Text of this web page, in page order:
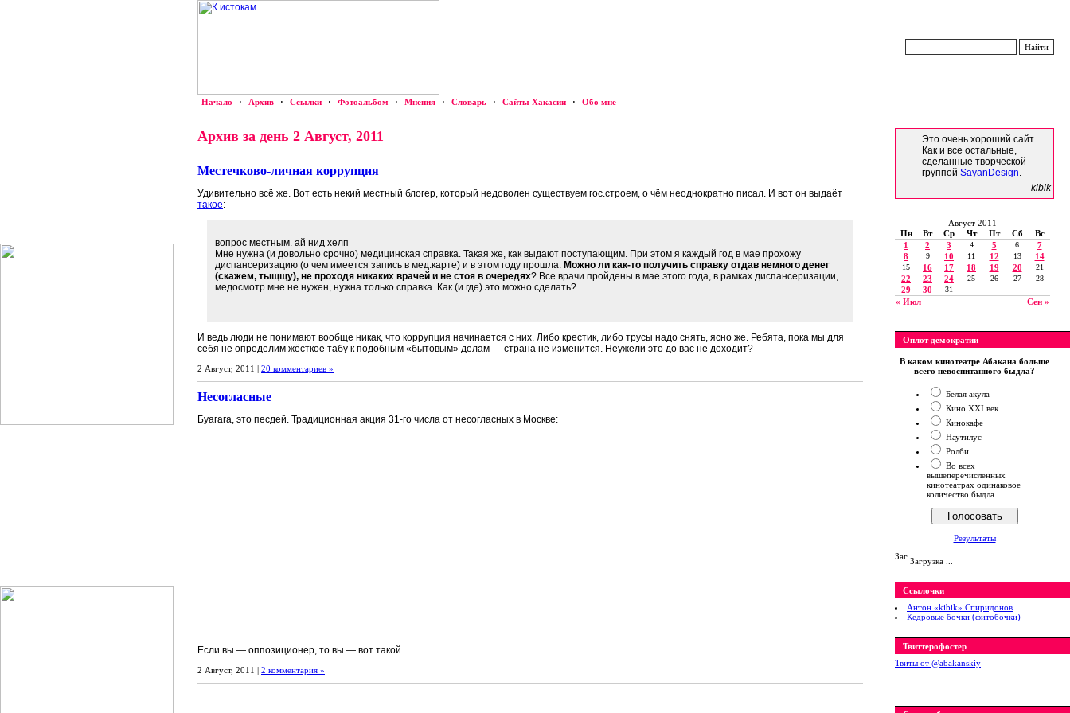
Начало · Архив · Ссылки · Фотоальбом · Мнения · Словарь · Сайты Хакасии · Обо мне
Архив за день 2 Август, 2011
Местечково-личная коррупция
Удивительно всё же. Вот есть некий местный блогер, который недоволен существуем гос.строем, о чём неоднократно писал. И вот он выдаёт
такое:
вопрос местным. ай нид хелп
Мне нужна (и довольно срочно) медицинская справка. Такая же, как выдают поступающим. При этом я каждый год в мае прохожу
диспансеризацию (о чем имеется запись в мед.карте) и в этом году прошла. Можно ли как-то получить справку отдав немного денег
(скажем, тыщщу), не проходя никаких врачей и не стоя в очередях? Все врачи пройдены в мае этого года, в рамках диспансеризации,
медосмотр мне не нужен, нужна только справка. Как (и где) это можно сделать?
И ведь люди не понимают вообще никак, что коррупция начинается с них. Либо крестик, либо трусы надо снять, ясно же. Ребята, пока мы для
себя не определим жёсткое табу к подобным «бытовым» делам — страна не изменится. Неужели это до вас не доходит?
2 Август, 2011 | 20 комментариев »
Несогласные
Буагага, это песдей. Традиционная акция 31-го числа от несогласных в Москве:
Если вы — оппозиционер, то вы — вот такой.
2 Август, 2011 | 2 комментария »
Это очень хороший сайт.
Как и все остальные,
сделанные творческой
группой SayanDesign.
kibik
Август 2011
Пн
Вт Ср Чт Пт Сб Вс
« Июл Сен »
1 2 3 4 5 6
7
8
9 10 11 12 13 14
15 16 17 18 19 20 21
22 23 24 25 26 27 28
29 30 31
Оплот демократии
В каком кинотеатре Абакана больше
всего невоспитанного быдла?
Белая акула
Кино XXI век
Кинокафе
Наутилус
Ролби
Во всех
вышеперечисленных
кинотеатрах одинаковое
количество быдла
Результаты
Загрузка ...
Ссылочки
Антон «kibik» Спиридонов
Кедровые бочки (фитобочки)
Твиттерофостер
Твиты от ‎@abakanskiy